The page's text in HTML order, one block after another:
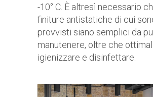
-10° C. È altresì necessario
finiture antistatiche di cui
provvisti siano semplici da
manutenere, oltre che
igienizzare e disinfettare.